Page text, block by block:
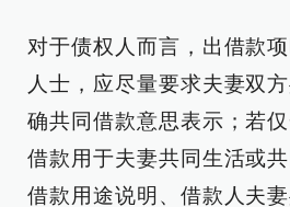
对于债权人而言，出借款
人士，应尽量要求夫妻双
确共同借款意思表示；若
借款用于夫妻共同生活或
借款用途说明、借款人夫